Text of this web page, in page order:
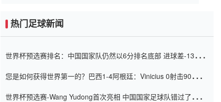
热门足球新闻
世界杯预选赛排名：中国国家队仍然以6分排名底部 进球差-13令人
您是如何获得世界第一的？巴西1-4阿根廷：Vinicius 0射击90分钟
世界杯预选赛-Wang Yudong首次亮相 中国国家足球队错过了世界